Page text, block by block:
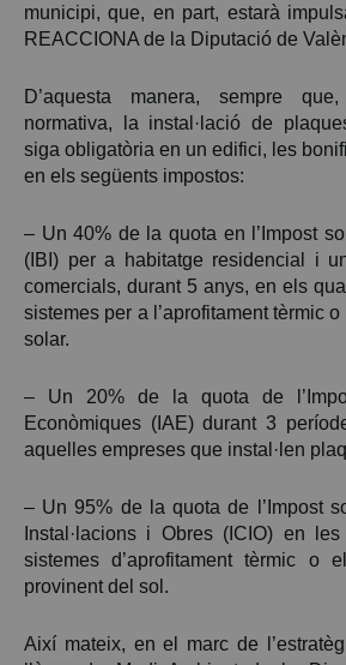
municipi, que, en part, estarà
REACCIONA de la Diputació de
D’aquesta manera, sempre
normativa, la instal·lació de
siga obligatòria en un edifici, les
en els següents impostos:
– Un 40% de la quota en l’Impost
(IBI) per a habitatge residencial i
comercials, durant 5 anys, en els
sistemes per a l’aprofitament tèrmic
solar.
– Un 20% de la quota de
Econòmiques (IAE) durant 3
aquelles empreses que instal·len
– Un 95% de la quota de l’Impost
Instal·lacions i Obres (ICIO) en les
sistemes d’aprofitament tèrmic o
provinent del sol.
Així mateix, en el marc de